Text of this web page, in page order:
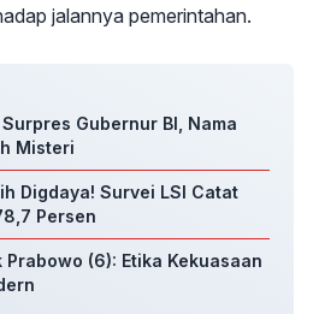
jalannya pemerintahan.
Gubernur BI, Nama
Misteri
Digdaya! Survei LSI Catat
Persen
(6): Etika Kekuasaan